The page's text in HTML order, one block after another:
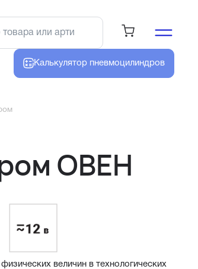
Калькулятор пневмоцилиндров
ОВЕН
величин в технологических